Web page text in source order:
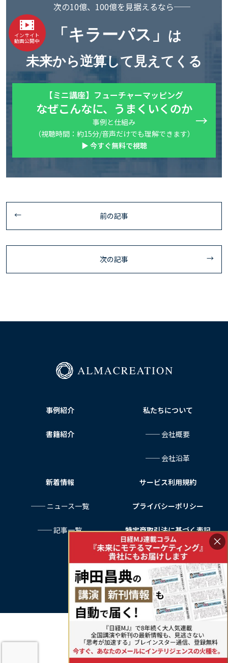
インサイト
動画公開中
次の10億、100億を見据えるなら──
「キラーパス」 は
未来から逆算して見えてくる
【ミニ講座】フューチャーマッピング
なぜこんなに、うまくいくのか
事例と仕組み
（視聴時間：約15分/音声だけでも理解できます）
▶ 今すぐ無料で視聴
前の記事
次の記事
×
事例紹介
書籍紹介
私たちについて
── 会社概要
── 会社沿革
新着情報
── ニュース一覧
── 記事一覧
サービス利用規約
プライバシーポリシー
特定商取引法に基づく表記
お問い合わせ